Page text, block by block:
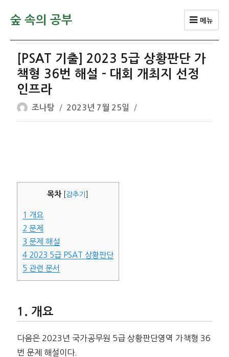
숲 속의 공부 메뉴
[PSAT 기출] 2023 5급 상황판단 가
책형 36번 해설 – 대회 개최지 선정
인프라
글
쓴
조나탕
작
성
2023년 7월 25일
목차 감추기
1 개요
2 문제
3 문제 해설
42023 5급 PSAT 상황판단
5 관련 문서
개요
다음은 2023년 국가공무원 5급 상황판단영역 가책형 36
번 문제 해설이다.